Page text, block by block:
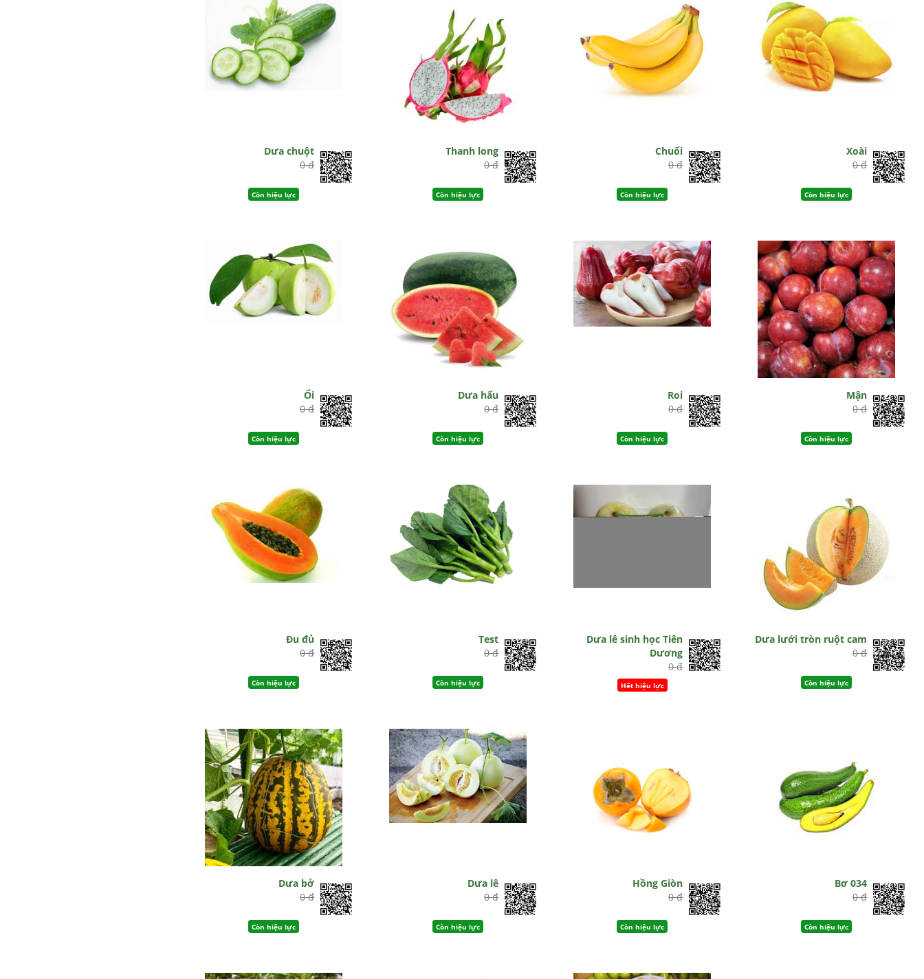
Dưa chuột
0 đ
Còn hiệu lực
Thanh long
0 đ
Còn hiệu lực
Chuối
0 đ
Còn hiệu lực
Xoài
0 đ
Còn hiệu lực
Ổi
0 đ
Còn hiệu lực
Dưa hấu
0 đ
Còn hiệu lực
Roi
0 đ
Còn hiệu lực
Mận
0 đ
Còn hiệu lực
Đu đủ
0 đ
Còn hiệu lực
Test
0 đ
Còn hiệu lực
Dưa lê sinh học Tiên
Dương
0 đ
Hết hiệu lực
Dưa lưới tròn ruột cam
0 đ
Còn hiệu lực
Dưa bở
0 đ
Còn hiệu lực
Dưa lê
0 đ
Còn hiệu lực
Hồng Giòn
0 đ
Còn hiệu lực
Bơ 034
0 đ
Còn hiệu lực